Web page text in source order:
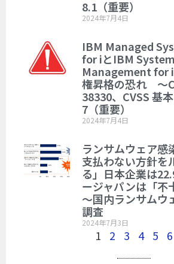
8.1（重要）
2024年7月4日
IBM Managed
for iとIBM System
Management for
権昇格の恐れ ～
38330、CVSS 基
7（重要）
2024年7月4日
ランサムウェア感
支払わない方針を
る」日本企業は
ージャパンは「
～国内ランサムウ
調査
2024年7月3日
1 2 3 4 5 6